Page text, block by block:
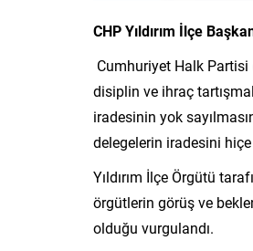
CHP Yıldırım İlçe
Cumhuriyet Halk Partisi
disiplin ve ihraç
iradesinin yok
delegelerin iradesini
Yıldırım İlçe Örgütü
örgütlerin görüş ve
olduğu vurgulandı.